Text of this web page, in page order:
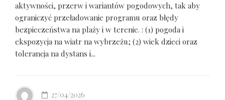
aktywności, przerw i wariantów pogodowych, tak aby
ograniczyć przeładowanie programu oraz błędy
bezpieczeństwa na plaży i w terenie. : (1) pogoda i
ekspozycja na wiatr na wybrzeżu; (2) wiek dzieci oraz
tolerancja na dystans i...
27/04/2026